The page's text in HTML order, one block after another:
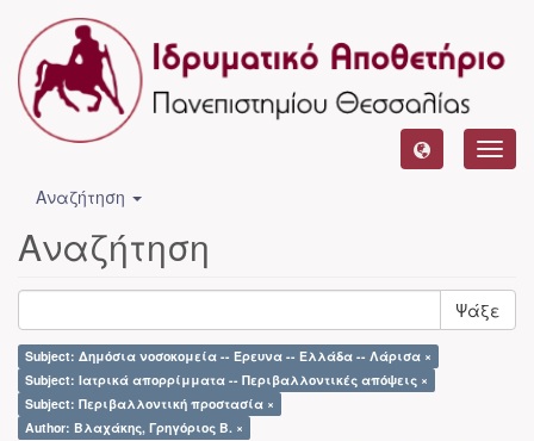
Αναζήτηση
Αναζήτηση
Ψάξε
Subject: Δημόσια νοσοκομεία -- Έρευνα -- Ελλάδα -- Λάρισα ×
Subject: Ιατρικά απορρίμματα -- Περιβαλλοντικές απόψεις ×
Subject: Περιβαλλοντική προστασία ×
Author: Βλαχάκης, Γρηγόριος Β. ×